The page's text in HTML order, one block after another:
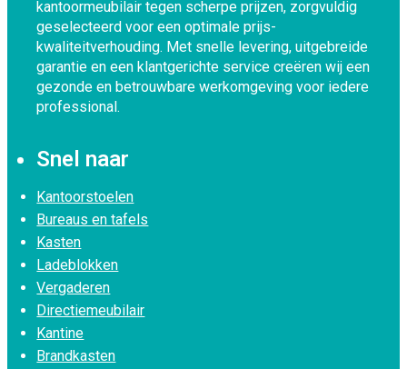
kantoormeubilair tegen scherpe prijzen, zorgvuldig
geselecteerd voor een optimale prijs-
kwaliteitverhouding. Met snelle levering, uitgebreide
garantie en een klantgerichte service creëren wij een
gezonde en betrouwbare werkomgeving voor iedere
professional.
Snel naar
Kantoorstoelen
Bureaus en tafels
Kasten
Ladeblokken
Vergaderen
Directiemeubilair
Kantine
Brandkasten